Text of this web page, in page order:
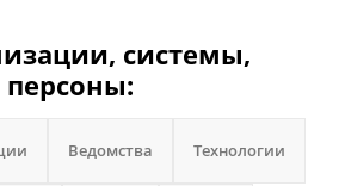
системы,
персоны:
Ведомства Технологии